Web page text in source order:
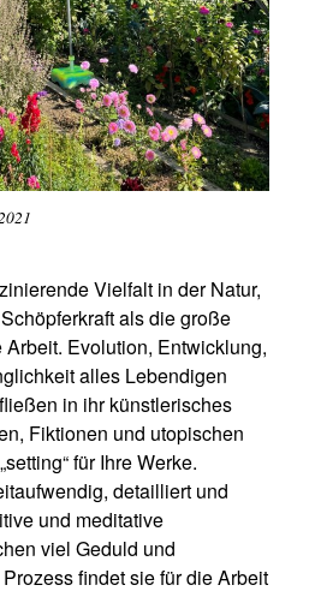
Vielfalt in der Natur,
als die große
Evolution, Entwicklung,
alles Lebendigen
in ihr künstlerisches
Fiktionen und utopischen
für Ihre Werke.
detailliert und
und meditative
viel Geduld und
findet sie für die Arbeit